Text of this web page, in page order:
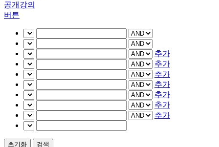
공개강의
버튼
추가
추가
추가
추가
추가
추가
추가